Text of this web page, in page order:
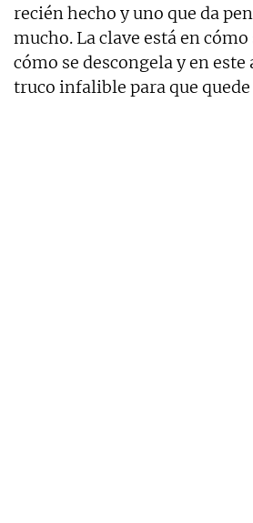
recién hecho y uno que da
mucho. La clave está en cómo
cómo se descongela y en
truco infalible para que